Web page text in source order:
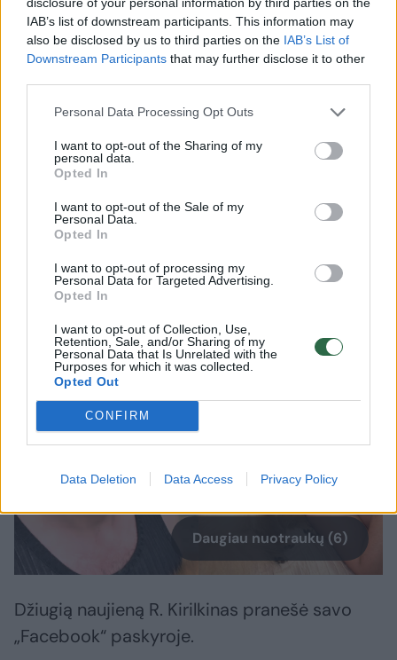
IAB’s list of downstream participants. This information may
also be disclosed by us to third parties on the IAB’s List of
Downstream Participants that may further disclose it to other
Personal Data Processing Opt Outs
I want to opt-out of the Sharing of my
personal data.
Opted In
I want to opt-out of the Sale of my
Personal Data.
Opted In
I want to opt-out of processing my
Personal Data for Targeted Advertising.
Opted In
I want to opt-out of Collection, Use,
Retention, Sale, and/or Sharing of my
Personal Data that Is Unrelated with the
Purposes for which it was collected.
Opted Out
CONFIRM
Data Deletion Data Access Privacy Policy
dingusio augintinio – žinia iš
Ruslano Kirilkino(4)
Lrytas.lt
Neseniai dainininkas Ruslanas Kirilkinas
(42 m.) su ašaromis akyse pranešė apie
mylimo augintinio dingimą. Visa laimė,
istorija baigėsi laimingai – atlikėjo šunytis
Guru buvo surastas gyvas ir sveikas.
Daugiau nuotraukų (6)
Džiugią naujieną R. Kirilkinas pranešė savo
„Facebook“ paskyroje.